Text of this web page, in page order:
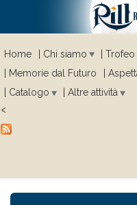
Home Chi siamo Trofeo
Memorie dal Futuro
Catalogo
Altre attività
<